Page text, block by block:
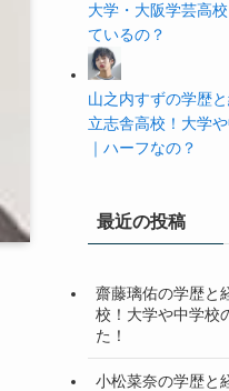
大学・大阪学芸高
ているの？
山之内すずの学歴
立志舎高校！大学
｜ハーフなの？
最近の投稿
齋藤璃佑の学歴と
校！大学や中学校
た！
小松菜奈の学歴と